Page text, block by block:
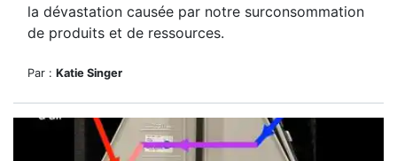
la dévastation causée par notre surconsommation
de produits et de ressources.
Par : Katie Singer